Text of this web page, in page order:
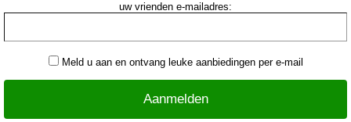
uw vrienden e-mailadres:
Meld u aan en ontvang leuke aanbiedingen per e-mail